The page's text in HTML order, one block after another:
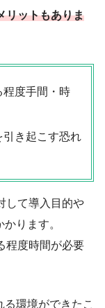
リットもありま
度手間・時
き起こす恐れ
して導入目的や
ります。
程度時間が必要
環境ができたこ